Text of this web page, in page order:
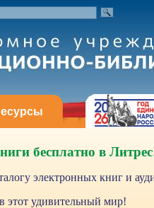
бесплатно в
электронных книг и
этот удивительный мир!